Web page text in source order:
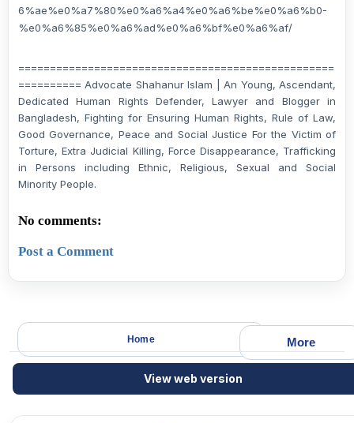
6%ae%e0%a7%80%e0%a6%a4%e0%a6%be%e0%a6%b0-
%e0%a6%85%e0%a6%ad%e0%a6%bf%e0%a6%af/
==================================================
========== Advocate Shahanur Islam | An Young, Ascendant,
Dedicated Human Rights Defender, Lawyer and Blogger in
Bangladesh, Fighting for Ensuring Human Rights, Rule of Law,
Good Governance, Peace and Social Justice For the Victim of
Torture, Extra Judicial Killing, Force Disappearance, Trafficking
in Persons including Ethnic, Religious, Sexual and Social
Minority People.
No comments:
Post a Comment
More
Home
View web version